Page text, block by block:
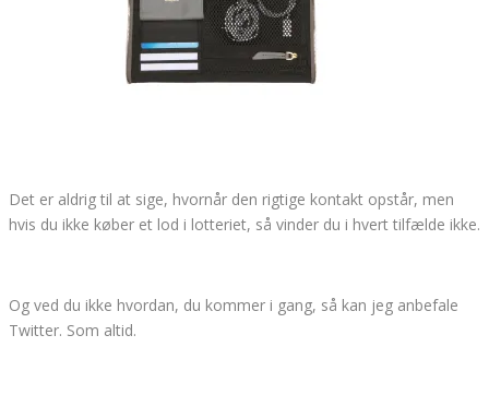
Det er aldrig til at sige, hvornår den rigtige kontakt opstår, men
hvis du ikke køber et lod i lotteriet, så vinder du i hvert tilfælde ikke.
Og ved du ikke hvordan, du kommer i gang, så kan jeg anbefale
Twitter. Som altid.